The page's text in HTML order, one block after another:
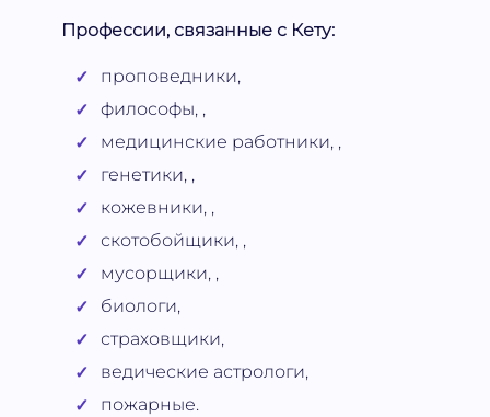
Профессии, связанные с Кету:
проповедники,
философы, ,
медицинские работники, ,
генетики, ,
кожевники, ,
скотобойщики, ,
мусорщики, ,
биологи,
страховщики,
ведические астрологи,
пожарные.